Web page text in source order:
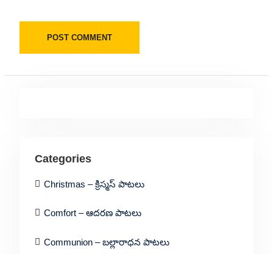
Categories
Christmas – క్రిస్మస్ పాటలు
Comfort – ఆదరణ పాటలు
Communion – బల్లారాధన పాటలు